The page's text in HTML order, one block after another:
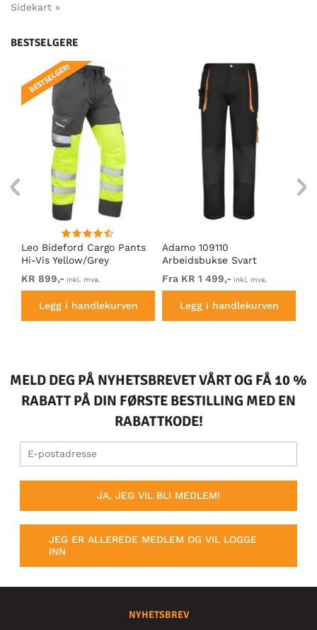
Sidekart »
BESTSELGERE
Leo Bideford Cargo Pants
Hi-Vis Yellow/Grey
BESTSELGER!
KR 899,- inkl. mva.
Legg i handlekurven
Adamo 109110
Arbeidsbukse Svart
Fra KR 1 499,- inkl. mva.
Legg i handlekurven
MELD DEG PÅ NYHETSBREVET VÅRT OG FÅ 10 %
RABATT PÅ DIN FØRSTE BESTILLING MED EN
RABATTKODE!
JA, JEG VIL BLI MEDLEM!
JEG ER ALLEREDE MEDLEM OG VIL LOGGE
INN
NYHETSBREV